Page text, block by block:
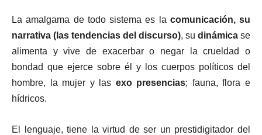
La amalgama de todo sistema es la comunicación, su
narrativa (las tendencias del discurso), su dinámica se
alimenta y vive de exacerbar o negar la crueldad o
bondad que ejerce sobre él y los cuerpos políticos del
hombre, la mujer y las exo presencias; fauna, flora e
hídricos.
El lenguaje, tiene la virtud de ser un prestidigitador del